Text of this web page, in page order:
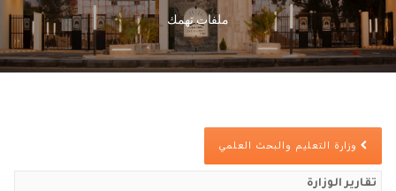
ملفات تهمك
وزارة التعليم والبحث العلمي
تقارير الوزارة